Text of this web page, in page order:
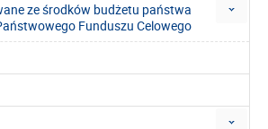
ze środków budżetu państwa
Funduszu Celowego